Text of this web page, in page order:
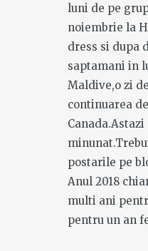
luni de pe
noiembrie la
dress si dupa
saptamani in
Maldive,o zi
continuarea
postarile pe
Anul 2018
multi ani
pentru un an